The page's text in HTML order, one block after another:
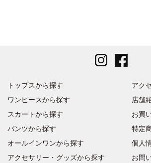
トップスから探す
ワンピースから探す
スカートから探す
パンツから探す
オールインワンから探す
アクセサリー・グッズから探す
アク
店舗
お買
特定
個人
お問